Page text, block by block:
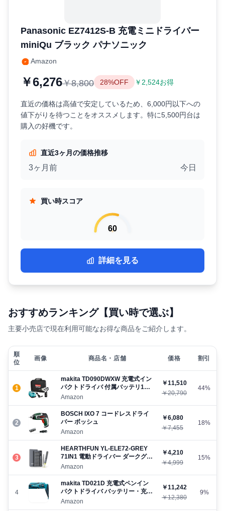
Panasonic EZ7412S-B 充電ミニドライバー
miniQu ブラック パナソニック
Amazon
￥6,276￥8,800 28%OFF ￥2,524お得
直近の価格は高値で安定しているため、6,000円以下への
値下がりを待つことをオススメします。特に5,500円台は
購入の好機です。
直近3ヶ月の価格推移
3ヶ月前 今日
買い時スコア
60
詳細を見る
おすすめランキング【買い時で選ぶ】
主要小売店で現在利用可能なお得な商品をご紹介します。
順
位
画像 商品名・店舗 価格 割引
1
makita TD090DWXW 充電式イン
パクトドライバ 付属バッテリ1個
白 マキタ
Amazon
￥11,510
￥20,790
44%
2
BOSCH IXO 7 コードレスドライ
バー ボッシュ
Amazon
￥6,080
￥7,455
18%
3
HEARTHFUN ‎YL-ELE72-GREY
71IN1 電動ドライバー ダークグレ
ー
Amazon
￥4,210
￥4,999
15%
4
makita TD021D 充電式ペンイン
パクトドライバ バッテリー・充電
器付 マキタ
Amazon
￥11,242
￥12,380
9%